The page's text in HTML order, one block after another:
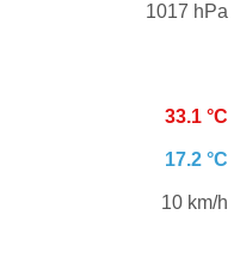
1017 hPa
33.1 °C
17.2 °C
10 km/h